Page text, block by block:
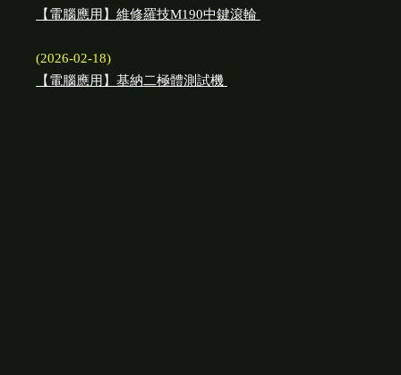
【電腦應用】維修羅技M190中鍵滾輪
(2026-02-18)
【電腦應用】基納二極體測試機